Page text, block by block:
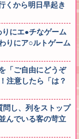
くから明日早起き
りにエ●チなゲーム
りにア○ルトゲーム
「ご自由にどうぞ
注意したら「は？
問し、列をストップ
んでいる客の苛立